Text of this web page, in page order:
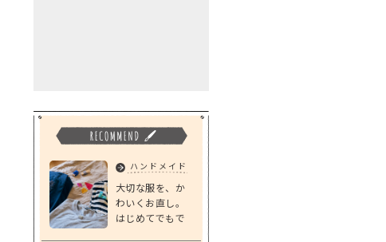
ハンドメイド
大切な服を、か
わいくお直し。
はじめてでもで